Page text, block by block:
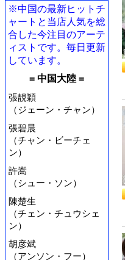
※中国の最新ヒットチ
ャートと当店人気を総
合した今注目のアーテ
ィストです。毎日更新
しています。
= 中国大陸 =
張靚穎
（ジェーン・チャン）
張碧晨
（チャン・ビーチェ
ン）
許嵩
（シュー・ソン）
陳楚生
（チェン・チュウシェ
ン）
胡彦斌
（アンソン・フー）